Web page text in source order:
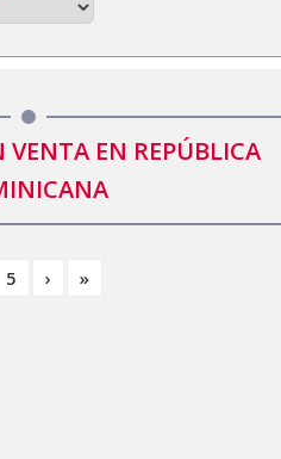
VENTA EN REPÚBLICA
5 › »